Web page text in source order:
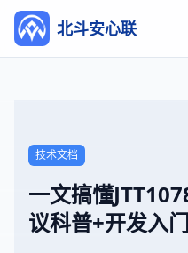
北斗安心联
技术文档
一文搞懂
议科普+开发入门